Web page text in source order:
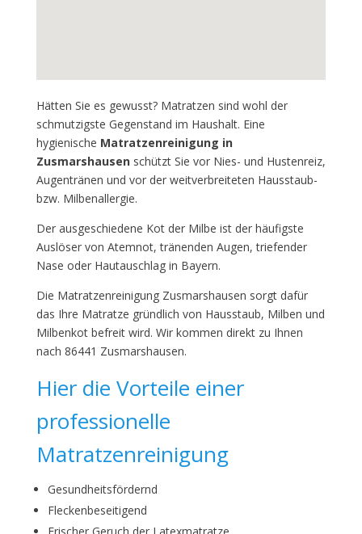
Hätten Sie es gewusst? Matratzen sind wohl der
schmutzigste Gegenstand im Haushalt. Eine
hygienische Matratzenreinigung in
Zusmarshausenschützt Sie vor Nies- und Hustenreiz,
Augentränen und vor der weitverbreiteten Hausstaub-
bzw. Milbenallergie.
Der ausgeschiedene Kot der Milbe ist der häufigste
Auslöser von Atemnot, tränenden Augen, triefender
Nase oder Hautauschlag in Bayern.
Die Matratzenreinigung Zusmarshausen sorgt dafür
das Ihre Matratze gründlich von Hausstaub, Milben und
Milbenkot befreit wird. Wir kommen direkt zu Ihnen
nach 86441 Zusmarshausen.
Hier die Vorteile einer
professionelle
Matratzenreinigung
Gesundheitsfördernd
Fleckenbeseitigend